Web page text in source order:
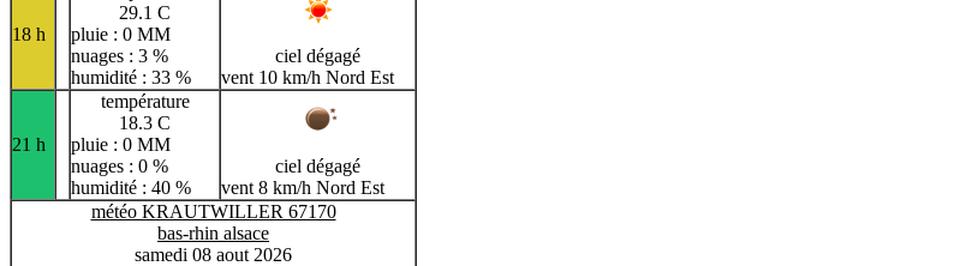
18 h
29.1 C
pluie : 0 MM
nuages : 3 %
humidité : 33 %
ciel dégagé
vent 10 km/h Nord Est
21 h
température
18.3 C
pluie : 0 MM
nuages : 0 %
humidité : 40 %
ciel dégagé
vent 8 km/h Nord Est
météo KRAUTWILLER 67170
bas-rhin alsace
samedi 08 aout 2026